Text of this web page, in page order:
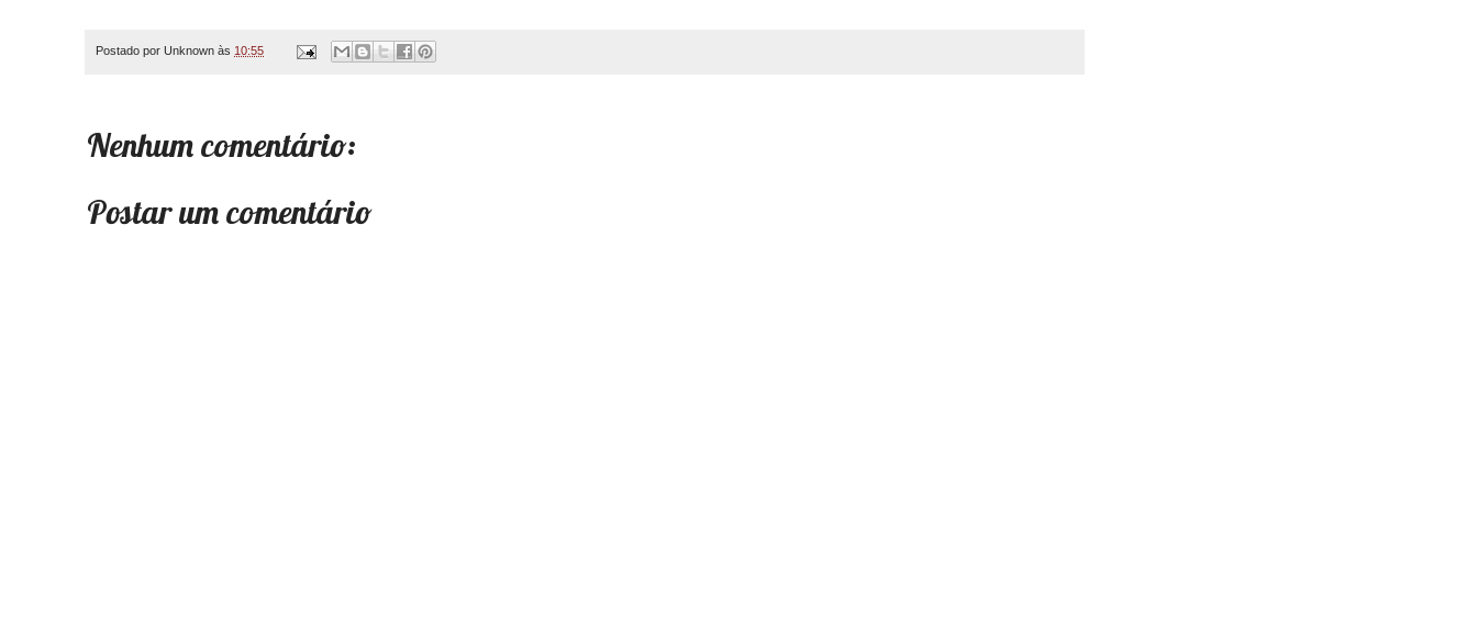
Postado por Unknown às 10:55
Nenhum comentário:
Postar um comentário